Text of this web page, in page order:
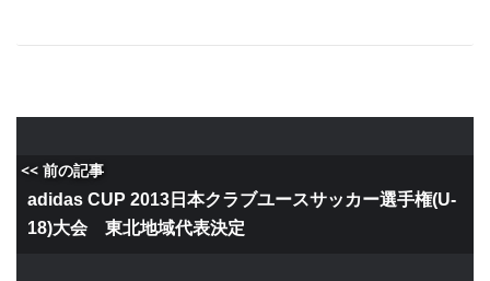
<< 前の記事
adidas CUP 2013日本クラブユースサッカー選手権(U-
18)大会 東北地域代表決定